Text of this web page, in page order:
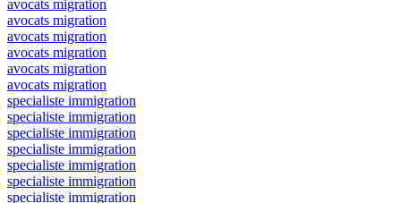
avocats migration
avocats migration
avocats migration
avocats migration
avocats migration
avocats migration
specialiste immigration
specialiste immigration
specialiste immigration
specialiste immigration
specialiste immigration
specialiste immigration
specialiste immigration